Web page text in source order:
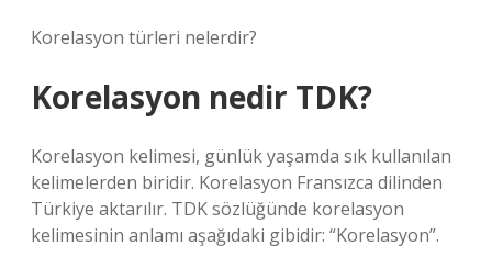
Korelasyon türleri nelerdir?
Korelasyon nedir TDK?
Korelasyon kelimesi, günlük yaşamda sık kullanılan
kelimelerden biridir. Korelasyon Fransızca dilinden
Türkiye aktarılır. TDK sözlüğünde korelasyon
kelimesinin anlamı aşağıdaki gibidir: “Korelasyon”.